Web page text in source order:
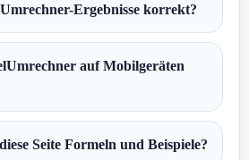
Ergebnisse korrekt?
auf Mobilgeräten
Seite Formeln und Beispiele?